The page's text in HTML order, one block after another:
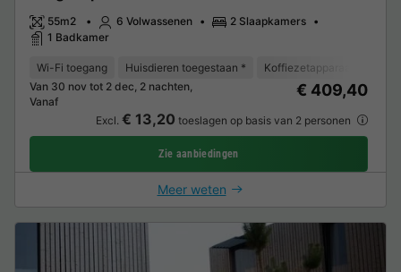
55m2 6 Volwassenen
2 Slaapkamers
1 Badkamer
Wi-Fi toegang Huisdieren toegestaan * Koffiezetapparaat
Van 30 nov tot 2 dec, 2 nachten,
Vanaf
€ 409,40
Excl. € 13,20 toeslagen op basis van 2 personen
Zie aanbiedingen
Meer weten